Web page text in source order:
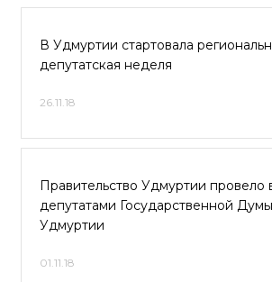
В Удмуртии стартовала
депутатская неделя
26.11.18
Правительство Удмуртии провело
депутатами Государственной
Удмуртии
01.11.18